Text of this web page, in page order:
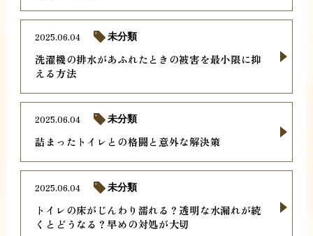
洗濯機の排水があふれたときの被害を最小限に抑
える方法
2025.06.04 未分類
詰まったトイレとの格闘と意外な解決策
2025.06.04 未分類
トイレの床がじんわり濡れる？透明な水漏れが続
くとどうなる？早めの対処が大切
2025.06.04 未分類